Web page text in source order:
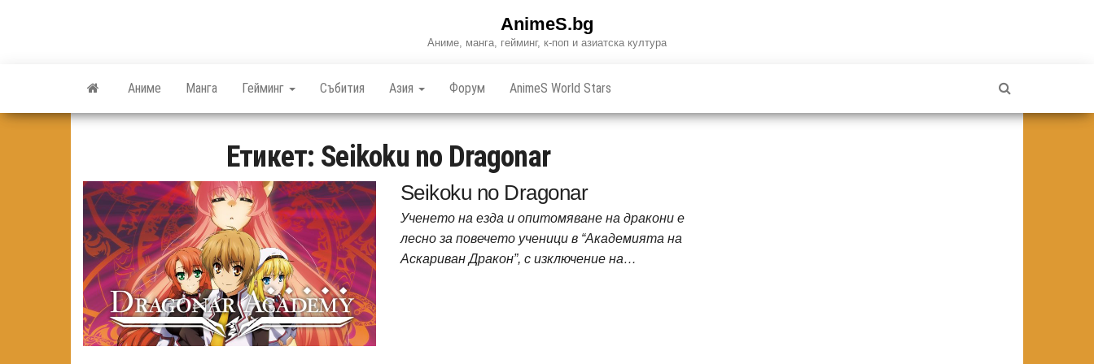
AnimeS.bg
Аниме, манга, гейминг, к-поп и азиатска култура
Аниме Манга Гейминг Събития Азия Форум AnimeS World Stars
Етикет: Seikoku no Dragonar
Seikoku no Dragonar
Ученето на езда и опитомяване на дракони е
лесно за повечето ученици в “Академията на
Аскариван Дракон”, с изключение на…